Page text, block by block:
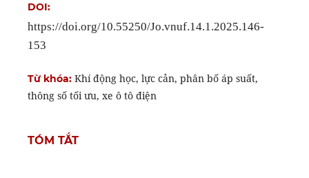
DOI:
https://doi.org/10.55250/Jo.vnuf.14.1.2025.146-
153
Từ khóa: Khí động học, lực cản, phân bố áp suất,
thông số tối ưu, xe ô tô điện
TÓM TẮT